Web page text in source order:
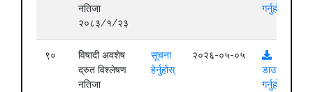
नतिजा
२०८३/१/२३
गर्नुहोस्
९०
विषादी अवशेष
द्रुत विश्लेषण
नतिजा
सूचना
हेर्नुहोस्
२०२६-०५-०५
डाउनलोड
गर्नुहोस्